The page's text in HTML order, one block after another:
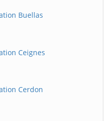
Buellas
Ceignes
Cerdon